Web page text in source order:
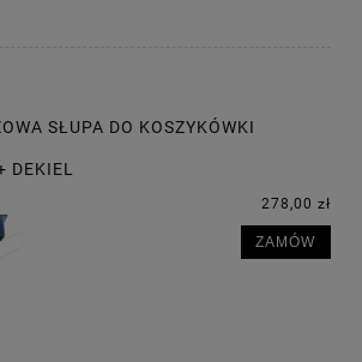
SŁUPA DO KOSZYKÓWKI
278,00 zł
ZAMÓW